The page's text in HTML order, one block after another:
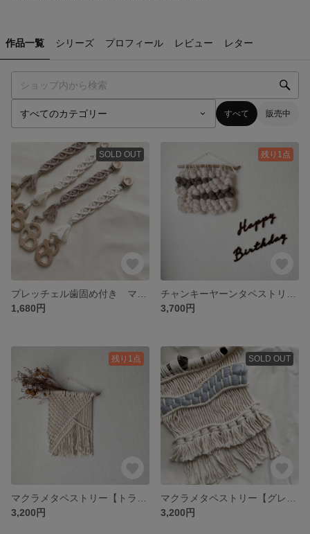
作品一覧 シリーズ プロフィール レビュー レター
すべて 販売中
SOLD OUT
1,680円
残り1点
3,700円
残り1点
3,200円
SOLD OUT
3,200円